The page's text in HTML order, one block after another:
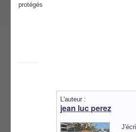
protégés
L'auteur :
jean luc perez